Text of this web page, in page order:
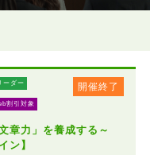
開催終了
ーダー
割引対象
章力」を養成する～
ン】